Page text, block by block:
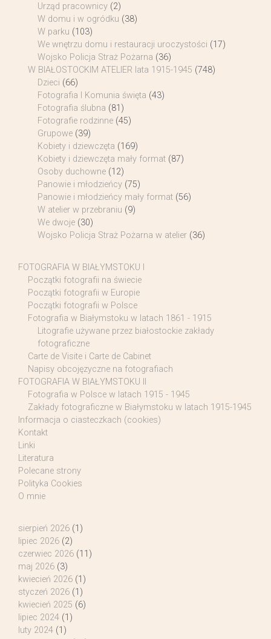
Urząd pracownicy (2)
W domu i w ogródku (38)
W parku (103)
We wnętrzu domu i restauracji uroczystości (17)
Wojsko Policja Straż Pożarna (36)
W BIAŁOSTOCKIM ATELIER lata 1915-1945 (748)
Dzieci (66)
Fotografia I Komunia święta (43)
Fotografia ślubna (81)
Fotografie rodzinne (45)
Grupowe (39)
Kobiety i dziewczęta (169)
Kobiety i dziewczęta mały format (87)
Osoby duchowne (12)
Panowie i młodzieńcy (75)
Panowie i młodzieńcy mały format (56)
W atelier w przebraniu (9)
We dwoje (30)
Wojsko Policja Straż Pożarna w atelier (36)
FOTOGRAFIA W BIAŁYMSTOKU I
Początki fotografii na świecie
Początki fotografii w Europie
Początki fotografii w Polsce
Fotografia w Białymstoku w latach 1861 - 1915
Litografie używane przez białostockie zakłady
fotograficzne
Carte de Visite i Carte de Cabinet
Napisy obcojęzyczne na fotografiach
FOTOGRAFIA W BIAŁYMSTOKU II
Fotografia w Polsce w latach 1915 - 1945
Zakłady fotograficzne w Białymstoku w latach 1915-1945
Informacja o ciasteczkach (cookies)
Kontakt
Linki
Literatura
Polecane strony
Polityka Cookies
O mnie
sierpień 2026 (1)
lipiec 2026 (2)
czerwiec 2026 (11)
maj 2026 (3)
kwiecień 2026 (1)
styczeń 2026 (1)
kwiecień 2025 (6)
lipiec 2024 (1)
luty 2024 (1)